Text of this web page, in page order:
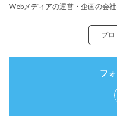
Webメディアの運営・企画の会社
プ
フ